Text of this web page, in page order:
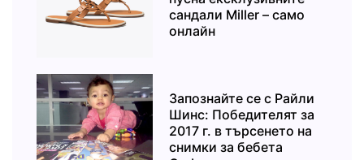
сандали Miller – само
онлайн
Запознайте се с Райли
Шинс: Победителят за
2017 г. в търсенето на
снимки за бебета